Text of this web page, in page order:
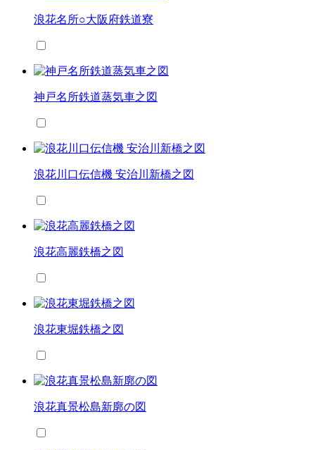
浪花名所○大阪府鉄道寮
神戸名所鉄道蒸気車之図
浪花川口伝信機 安治川新橋之図
浪花高麗鉄橋之図
浪花東堀鉄橋之図
浪花真景松島新廓の図